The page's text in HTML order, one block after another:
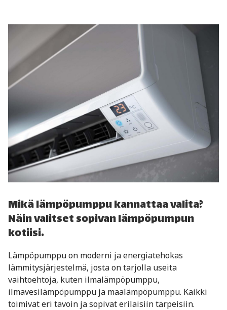
Mikä lämpöpumppu kannattaa valita?
Näin valitset sopivan lämpöpumpun
kotiisi.
Lämpöpumppu on moderni ja energiatehokas
lämmitysjärjestelmä, josta on tarjolla useita
vaihtoehtoja, kuten ilmalämpöpumppu,
ilmavesilämpöpumppu ja maalämpöpumppu. Kaikki
toimivat eri tavoin ja sopivat erilaisiin tarpeisiin.